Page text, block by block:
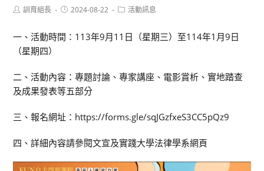
Post訓育組長
Post2024-08-22
Post活動訊息
一、活動時間：113年9月11日（星期三）至114年1月9日
（星期四）
二、活動內容：專題討論、專家講座、電影賞析、實地踏查
及成果發表等五部分
三、報名網址：https://forms.gle/sqJGzfxeS3CC5pQz9
四、詳細內容請參閱文宣及實踐大學法律學系網頁